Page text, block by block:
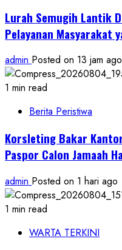
Lurah Semugih Lantik
Pelayanan Masyarakat
admin Posted on 13 jam ago
1 min read
Berita Peristiwa
Korsleting Bakar
Paspor Calon Jamaah
admin Posted on 1 hari ago
1 min read
WARTA TERKINI